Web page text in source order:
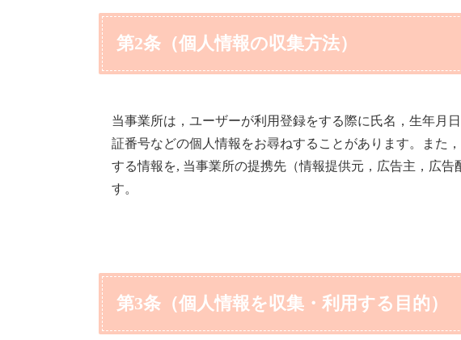
第2条（個人情報の収集方法）
当事業所は，ユーザーが利用登録をする際に氏名，生年月
証番号などの個人情報をお尋ねすることがあります。また
する情報を, 当事業所の提携先（情報提供元，広告主，広
す。
第3条（個人情報を収集・利用する目的）